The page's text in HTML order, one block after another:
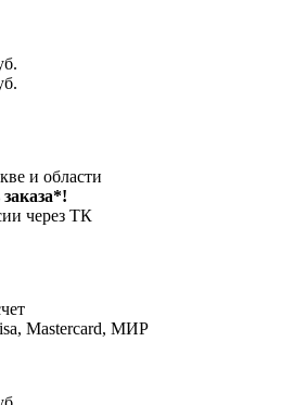
и области
через ТК
Mastercard, МИР